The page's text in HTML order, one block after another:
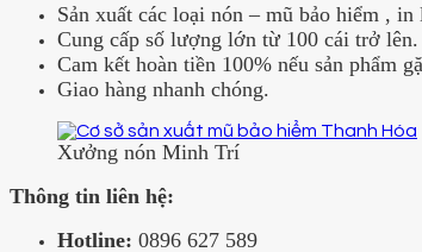
Sản xuất các loại nón – mũ bảo hiểm ,
Cung cấp số lượng lớn từ 100 cái trở lên.
Cam kết hoàn tiền 100% nếu sản phẩm
Giao hàng nhanh chóng.
Xưởng nón Minh Trí
Thông tin liên hệ:
Hotline: 0896 627 589